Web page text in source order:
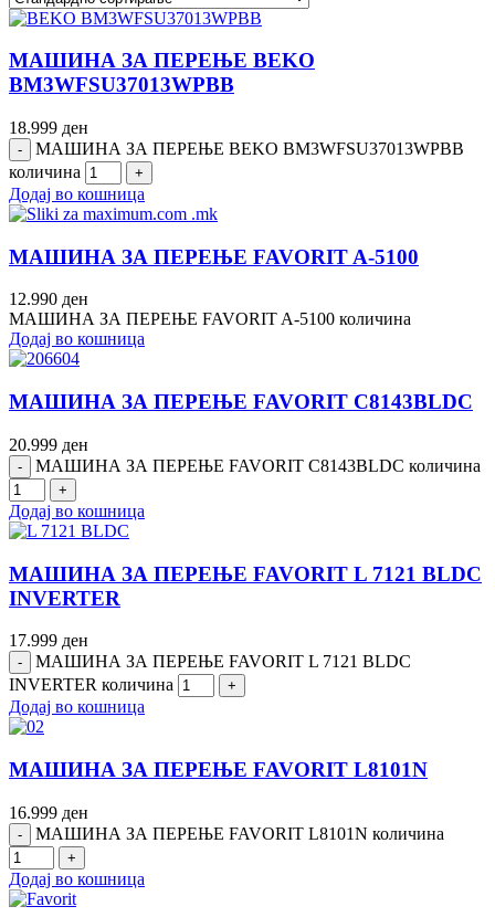
МАШИНА ЗА ПЕРЕЊЕ BEKO
BM3WFSU37013WPBB
18.999 ден
МАШИНА ЗА ПЕРЕЊЕ BEKO BM3WFSU37013WPBB
количина
Додај во кошница
МАШИНА ЗА ПЕРЕЊЕ FAVORIT A-5100
12.990 ден
МАШИНА ЗА ПЕРЕЊЕ FAVORIT A-5100 количина
Додај во кошница
МАШИНА ЗА ПЕРЕЊЕ FAVORIT C8143BLDC
20.999 ден
МАШИНА ЗА ПЕРЕЊЕ FAVORIT C8143BLDC количина
Додај во кошница
МАШИНА ЗА ПЕРЕЊЕ FAVORIT L 7121 BLDC
INVERTER
17.999 ден
МАШИНА ЗА ПЕРЕЊЕ FAVORIT L 7121 BLDC
INVERTER количина
Додај во кошница
МАШИНА ЗА ПЕРЕЊЕ FAVORIT L8101N
16.999 ден
МАШИНА ЗА ПЕРЕЊЕ FAVORIT L8101N количина
Додај во кошница